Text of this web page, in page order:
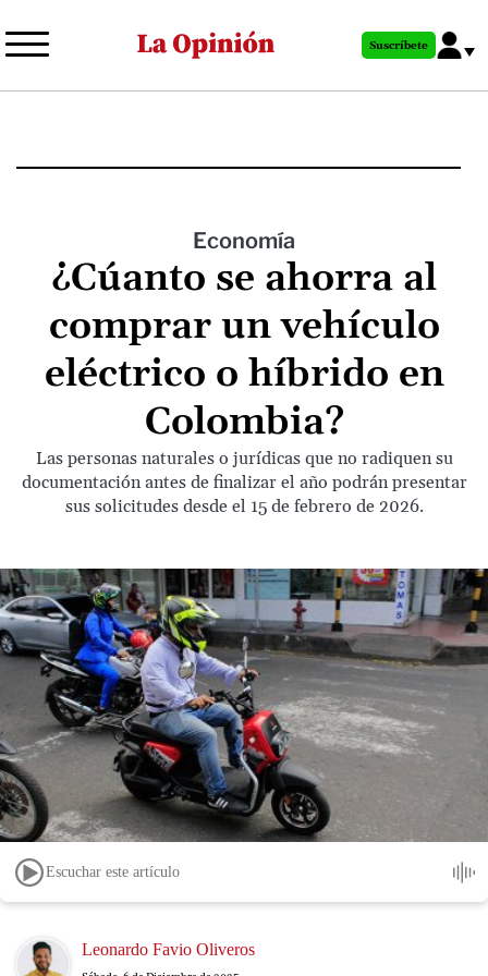
al
principal
Suscríbete
Economía
¿Cúanto se ahorra al
comprar un vehículo
eléctrico o híbrido en
Colombia?
Las personas naturales o jurídicas que no radiquen su
documentación antes de finalizar el año podrán presentar
sus solicitudes desde el 15 de febrero de 2026.
Escuchar este artículo
Image Leonardo Favio Oliveros